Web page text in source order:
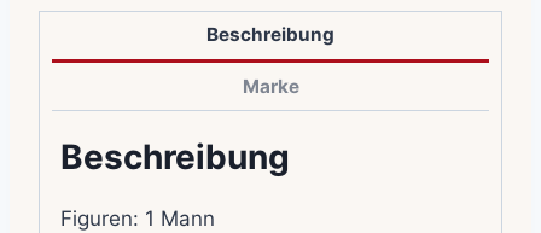
Beschreibung
Marke
Beschreibung
Figuren: 1 Mann